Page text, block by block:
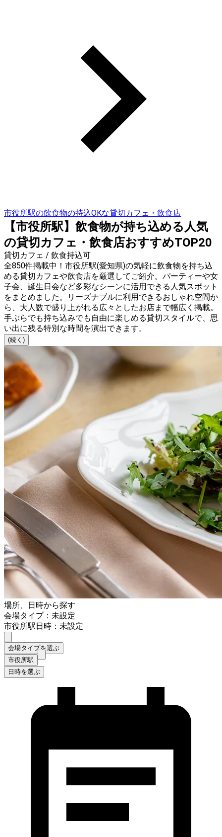
市役所駅の飲食物の持込OKな貸切カフェ・飲食店
【市役所駅】飲食物が持ち込める人気
の貸切カフェ・飲食店おすすめTOP20
貸切カフェ / 飲食持込可
全850件掲載中！市役所駅(愛知県)の気軽に飲食物を持ち込
める貸切カフェや飲食店を厳選してご紹介。パーティーや女
子会、誕生日会など多彩なシーンに活用できる人気スポット
をまとめました。リーズナブルに利用できるおしゃれ空間か
ら、大人数で盛り上がれる広々としたお店まで幅広く掲載。
手ぶらでも持ち込みでも自由に楽しめる貸切スタイルで、思
い出に残る特別な時間を演出できます。
(続く)
場所、日時から探す
会場タイプ：未設定
市役所駅日時：未設定
会場タイプを選ぶ
市役所駅
日時を選ぶ